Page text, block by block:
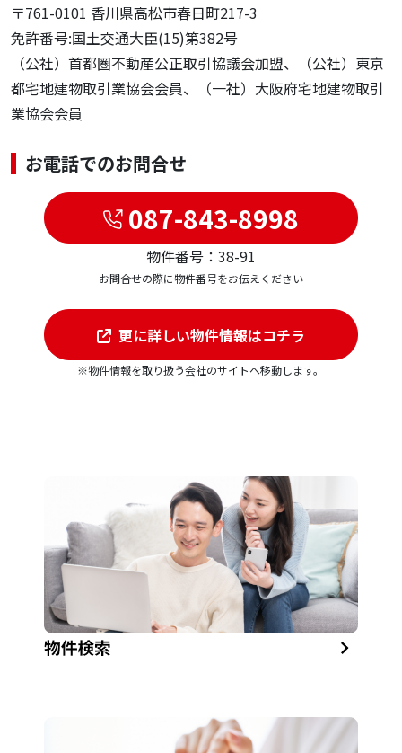
〒761-0101 香川県高松市春日町217-3
免許番号:国土交通大臣(15)第382号
（公社）首都圏不動産公正取引協議会加盟、（公社）東京
都宅地建物取引業協会会員、（一社）大阪府宅地建物取引
業協会会員
お電話でのお問合せ
087-843-8998
物件番号：38-91
お問合せの際に物件番号をお伝えください
更に詳しい物件情報はコチラ
※物件情報を取り扱う会社のサイトへ移動します。